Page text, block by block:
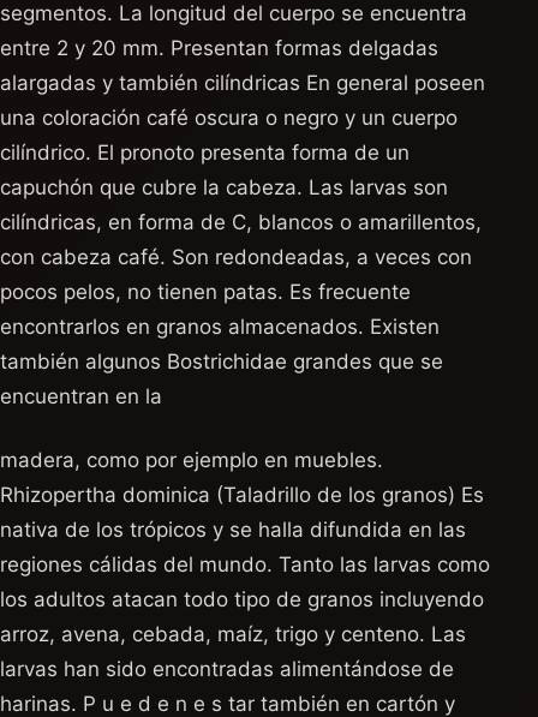
segmentos. La longitud del cuerpo se encuentra
entre 2 y 20 mm. Presentan formas delgadas
alargadas y también cilíndricas En general poseen
una coloración café oscura o negro y un cuerpo
cilíndrico. El pronoto presenta forma de un
capuchón que cubre la cabeza. Las larvas son
cilíndricas, en forma de C, blancos o amarillentos,
con cabeza café. Son redondeadas, a veces con
pocos pelos, no tienen patas. Es frecuente
encontrarlos en granos almacenados. Existen
también algunos Bostrichidae grandes que se
encuentran en la
madera, como por ejemplo en muebles.
Rhizopertha dominica (Taladrillo de los granos) Es
nativa de los trópicos y se halla difundida en las
regiones cálidas del mundo. Tanto las larvas como
los adultos atacan todo tipo de granos incluyendo
arroz, avena, cebada, maíz, trigo y centeno. Las
larvas han sido encontradas alimentándose de
harinas. P u e d e n e s tar también en cartón y